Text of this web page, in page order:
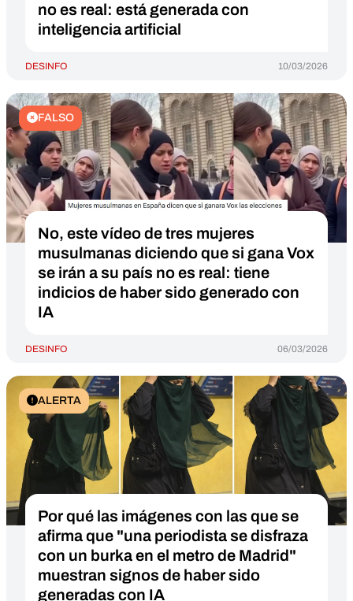
no es real: está generada con
inteligencia artificial
DESINFO 10/03/2026
FALSO
No, este vídeo de tres mujeres
musulmanas diciendo que si gana Vox
se irán a su país no es real: tiene
indicios de haber sido generado con
IA
DESINFO 06/03/2026
ALERTA
Por qué las imágenes con las que se
afirma que "una periodista se disfraza
con un burka en el metro de Madrid"
muestran signos de haber sido
generadas con IA